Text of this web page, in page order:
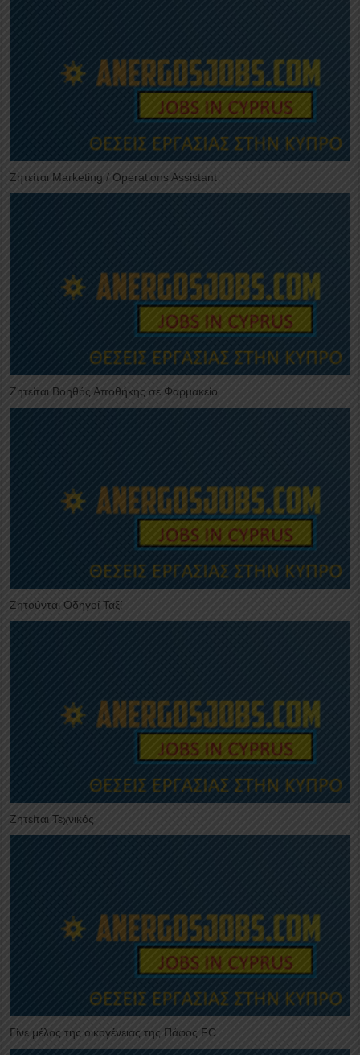
Ζητείται Marketing / Operations Assistant
Ζητείται Βοηθός Αποθήκης σε Φαρμακείο
Ζητούνται Οδηγοί Ταξί
Ζητείται Τεχνικός
Γίνε μέλος της οικογένειας της Πάφος FC